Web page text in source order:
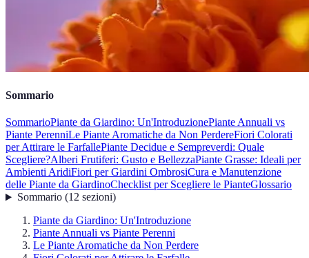
Sommario
SommarioPiante da Giardino: Un'IntroduzionePiante Annuali vs
Piante PerenniLe Piante Aromatiche da Non PerdereFiori Colorati
per Attirare le FarfallePiante Decidue e Sempreverdi: Quale
Scegliere?Alberi Frutiferi: Gusto e BellezzaPiante Grasse: Ideali per
Ambienti AridiFiori per Giardini OmbrosiCura e Manutenzione
delle Piante da GiardinoChecklist per Scegliere le PianteGlossario
Sommario(12 sezioni)
Piante da Giardino: Un'Introduzione
Piante Annuali vs Piante Perenni
Le Piante Aromatiche da Non Perdere